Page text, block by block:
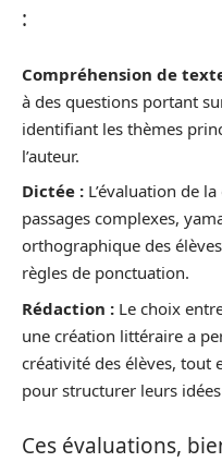
:
Compréhension de
à des questions portant
identifiant les thèmes
l’auteur.
Dictée : L’évaluation de
passages complexes,
orthographique des
règles de ponctuation.
Rédaction : Le choix
une création littéraire a
créativité des élèves, tout
pour structurer leurs
Ces évaluations,